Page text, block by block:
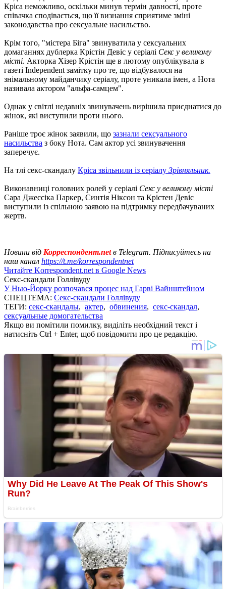
Кріса неможливо, оскільки минув термін давності, проте
співачка сподівається, що її визнання сприятиме зміні
законодавства про сексуальне насильство.
Крім того, "містера Біга" звинуватила у сексуальних
домаганнях дублерка Крістін Девіс у серіалі Секс у великому
місті. Акторка Хізер Крістін ще в лютому опублікувала в
газеті Independent замітку про те, що відбувалося на
знімальному майданчику серіалу, проте уникала імен, а Нота
називала актором "альфа-самцем".
Однак у світлі недавніх звинувачень вирішила приєднатися до
жінок, які виступили проти нього.
Раніше троє жінок заявили, що зазнали сексуального
насильства з боку Нота. Сам актор усі звинувачення
заперечує.
На тлі секс-скандалу Кріса звільнили із серіалу Зрівняльник.
Виконавниці головних ролей у серіалі Секс у великому місті
Сара Джессіка Паркер, Синтія Ніксон та Крістен Девіс
виступили із спільною заявою на підтримку передбачуваних
жертв.
Новини від Корреспондент.netв Telegram. Підписуйтесь на
наш канал https://t.me/korrespondentnet
Читайте Korrespondent.net в Google News
Секс-скандали Голлівуду
У Нью-Йорку розпочався процес над Гарві Вайнштейном
СПЕЦТЕМА: Секс-скандали Голлівуду
ТЕГИ: секс-скандалы, актер, обвинения, секс-скандал,
сексуальные домогательства
Якщо ви помітили помилку, виділіть необхідний текст і
натисніть Ctrl + Enter, щоб повідомити про це редакцію.